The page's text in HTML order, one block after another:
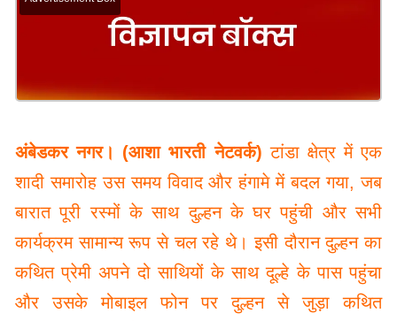
अंबेडकर नगर। (आशा भारती नेटवर्क) टांडा क्षेत्र में एक
शादी समारोह उस समय विवाद और हंगामे में बदल गया, जब
बारात पूरी रस्मों के साथ दुल्हन के घर पहुंची और सभी
कार्यक्रम सामान्य रूप से चल रहे थे। इसी दौरान दुल्हन का
कथित प्रेमी अपने दो साथियों के साथ दूल्हे के पास पहुंचा
और उसके मोबाइल फोन पर दुल्हन से जुड़ा कथित